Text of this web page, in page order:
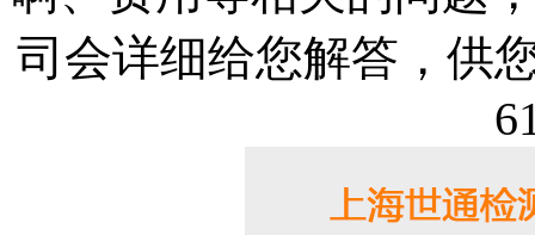
司会详细给您解答，供